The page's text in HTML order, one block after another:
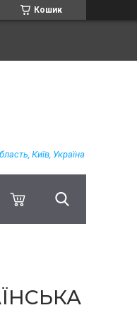
Кошик
Київ, Україна